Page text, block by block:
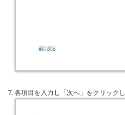
各項目を入力し「次へ」をクリック